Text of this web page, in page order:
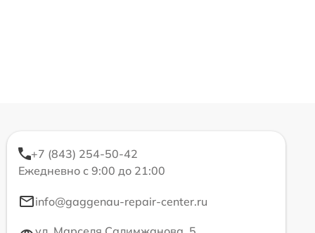
+7 (843) 254-50-42
Ежедневно с 9:00 до 21:00
info@gaggenau-repair-center.ru